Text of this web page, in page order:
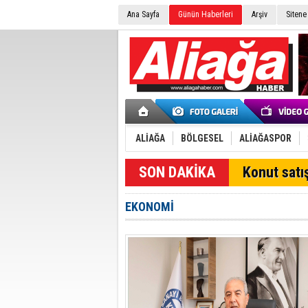
Ana Sayfa Günün Haberleri Arşiv
ALİAĞA BÖLGESEL ALİAĞASPOR
SON DAKİKA Konut
EKONOMİ